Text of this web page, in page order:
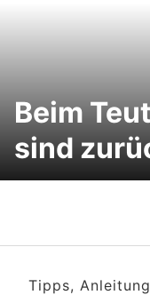
Beim
sind
Tipps,